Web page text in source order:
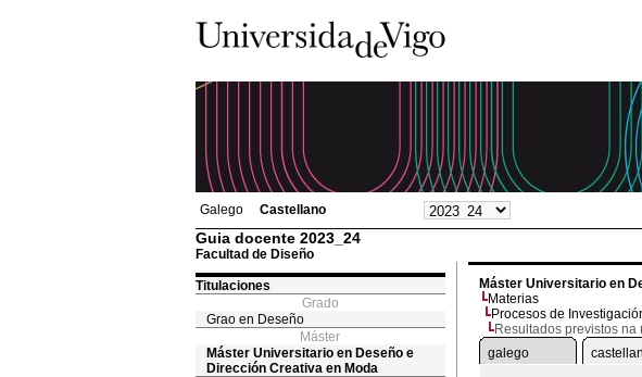
Galego Castellano
Guia docente 2023_24
Facultad de Diseño
Titulaciones
Grado
Grao en Deseño
Máster
Máster Universitario en Deseño e
Dirección Creativa en Moda
Máster Universitario en
Materias
Procesos de
Resultados previstos na
galego